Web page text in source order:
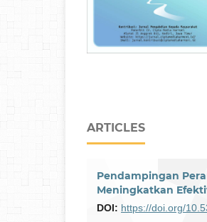
ARTICLES
Pendampingan
Meningkatkan
DOI: https://doi.org/